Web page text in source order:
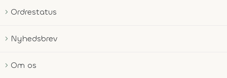
Ordrestatus
Nyhedsbrev
Om os